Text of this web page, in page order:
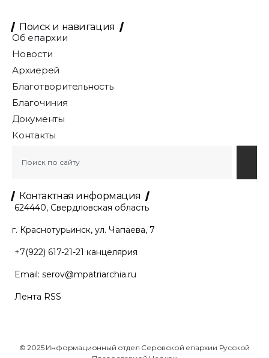
Поиск и навигация
Об епархии
Новости
Архиерей
Благотворительность
Благочиния
Документы
Контакты
Контактная информация
624440, Свердловская область
г. Краснотурьинск, ул. Чапаева, 7
+7(922) 617-21-21 канцелярия
Email: serov@mpatriarchia.ru
Лента RSS
© 2025 Информационный отдел Серовской епархии Русской